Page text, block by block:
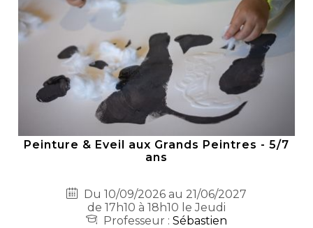
Peinture & Eveil aux Grands Peintres - 5/7
ans
Du 10/09/2026 au 21/06/2027
de 17h10 à 18h10 le Jeudi
Professeur : Sébastien